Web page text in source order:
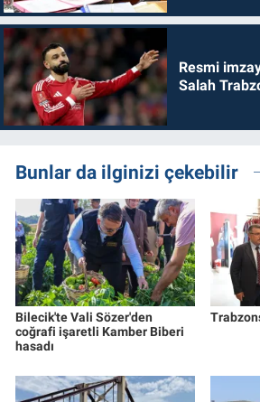
Resmi
Salah
Bunlar da ilginizi çekebilir
Bilecik'te Vali Sözer'den
coğrafi işaretli Kamber Biberi
hasadı